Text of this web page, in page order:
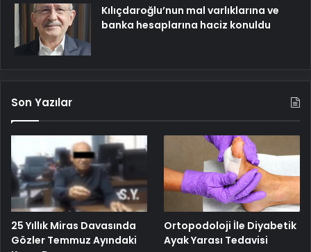
Kılıçdaroğlu’nun mal varlıklarına ve
banka hesaplarına haciz konuldu
Son Yazılar
25 Yıllık Miras Davasında
Gözler Temmuz Ayındaki
Ortopodoloji İle Diyabetik
Ayak Yarası Tedavisi